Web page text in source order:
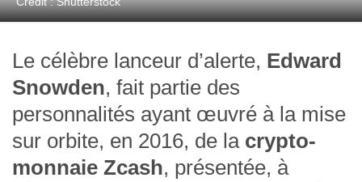
Le célèbre lanceur d’alerte, Edward
Snowden, fait partie des
personnalités ayant œuvré à la mise
sur orbite, en 2016, de la crypto-
monnaie Zcash, présentée, à